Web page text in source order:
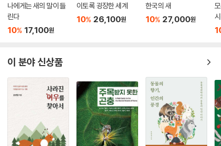
나에게는 새의 말이 들
린다
10% 17,100원
이토록 굉장한 세계
10% 26,100원
한국의 새
10% 27,000원
이 분야 신상품